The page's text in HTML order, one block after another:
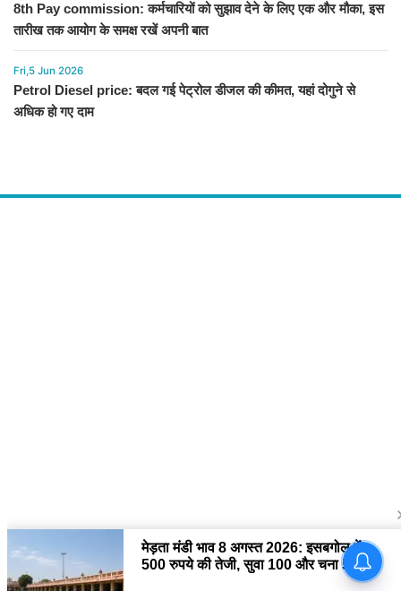
8th Pay commission: कर्मचारियों को सुझाव देने के लिए एक और मौका, इस
तारीख तक आयोग के समक्ष रखें अपनी बात
Fri,5 Jun 2026
Petrol Diesel price: बदल गई पेट्रोल डीजल की कीमत, यहां दोगुने से
अधिक हो गए दाम
Follow Us